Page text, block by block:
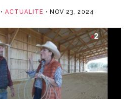
ACTUALITE NOV 23, 2024